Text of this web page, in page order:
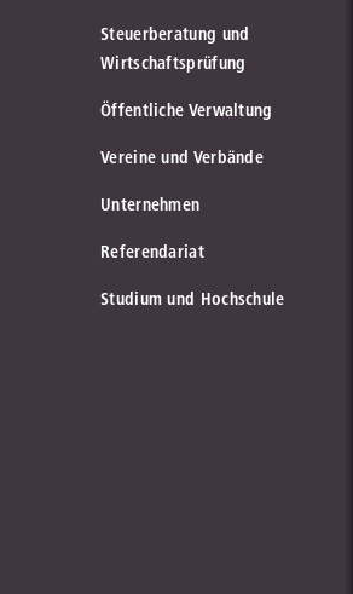
Steuerberatung und
Wirtschaftsprüfung
Öffentliche Verwaltung
Vereine und Verbände
Unternehmen
Referendariat
Studium und Hochschule